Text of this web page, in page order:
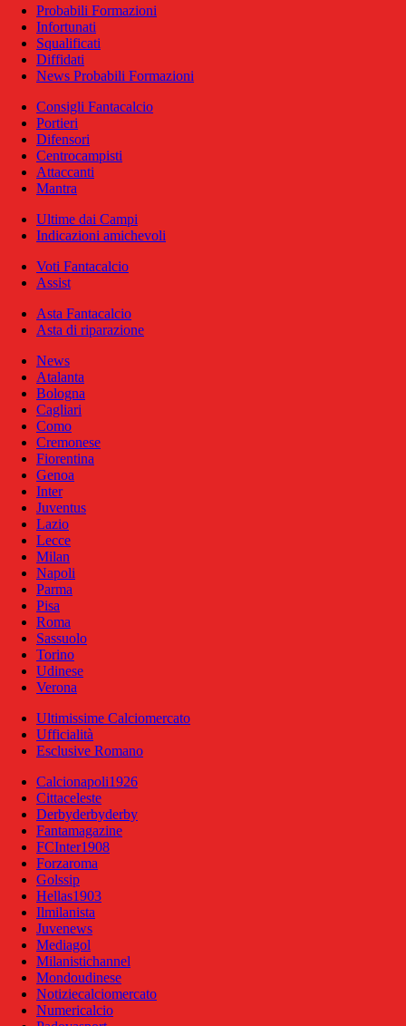
Probabili Formazioni
Infortunati
Squalificati
Diffidati
News Probabili Formazioni
Consigli Fantacalcio
Portieri
Difensori
Centrocampisti
Attaccanti
Mantra
Ultime dai Campi
Indicazioni amichevoli
Voti Fantacalcio
Assist
Asta Fantacalcio
Asta di riparazione
News
Atalanta
Bologna
Cagliari
Como
Cremonese
Fiorentina
Genoa
Inter
Juventus
Lazio
Lecce
Milan
Napoli
Parma
Pisa
Roma
Sassuolo
Torino
Udinese
Verona
Ultimissime Calciomercato
Ufficialità
Esclusive Romano
Calcionapoli1926
Cittaceleste
Derbyderbyderby
Fantamagazine
FCInter1908
Forzaroma
Golssip
Hellas1903
Ilmilanista
Juvenews
Mediagol
Milanistichannel
Mondoudinese
Notiziecalciomercato
Numericalcio